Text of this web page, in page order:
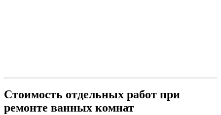
Стоимость отдельных работ при
ремонте ванных комнат